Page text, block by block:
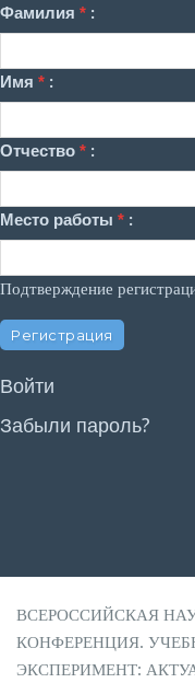
Фамилия * :
Имя * :
Отчество * :
Место работы * :
Подтверждение
Войти
Забыли пароль?
ВСЕРОССИЙСКАЯ
КОНФЕРЕНЦИЯ.
ЭКСПЕРИМЕНТ: